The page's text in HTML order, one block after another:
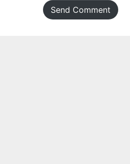
Send Comment